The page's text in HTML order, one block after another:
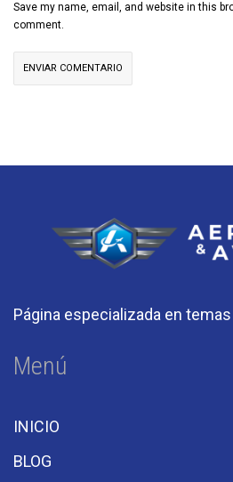
Save my name, email, and website in this
comment.
Página especializada en
Menú
INICIO
BLOG